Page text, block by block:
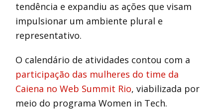
tendência e expandiu as ações que visam
impulsionar um ambiente plural e
representativo.
O calendário de atividades contou com a
participação das mulheres do time da
Caiena no Web Summit Rio, viabilizada por
meio do programa Women in Tech.